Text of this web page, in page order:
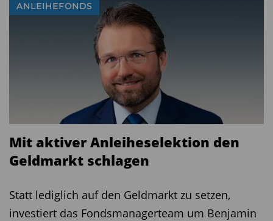
Diesen Beitrag teilen:
ANLEIHEFONDS
Mit aktiver Anleiheselektion den
Geldmarkt schlagen
Statt lediglich auf den Geldmarkt zu setzen,
investiert das Fondsmanagerteam um Benjamin